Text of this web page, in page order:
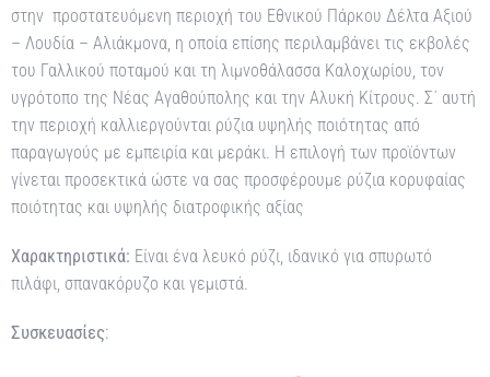
στην προστατευόμενη περιοχή του Εθνικού Πάρκου Δέλτα Αξιού
– Λουδία – Αλιάκμονα, η οποία επίσης περιλαμβάνει τις εκβολές
του Γαλλικού ποταμού και τη λιμνοθάλασσα Καλοχωρίου, τον
υγρότοπο της Νέας Αγαθούπολης και την Αλυκή Κίτρους. Σ΄ αυτή
την περιοχή καλλιεργούνται ρύζια υψηλής ποιότητας από
παραγωγούς με εμπειρία και μεράκι. Η επιλογή των προϊόντων
γίνεται προσεκτικά ώστε να σας προσφέρουμε ρύζια κορυφαίας
ποιότητας και υψηλής διατροφικής αξίας
Χαρακτηριστικά: Είναι ένα λευκό ρύζι, ιδανικό για σπυρωτό
πιλάφι, σπανακόρυζο και γεμιστά.
Συσκευασίες: